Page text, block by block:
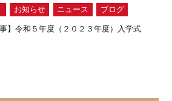
お知らせ ニュース ブログ
事】令和５年度（２０２３年度）入学式